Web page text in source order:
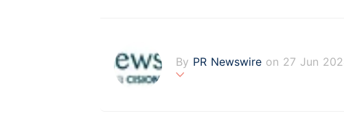
By PR Newswire on 27 Jun